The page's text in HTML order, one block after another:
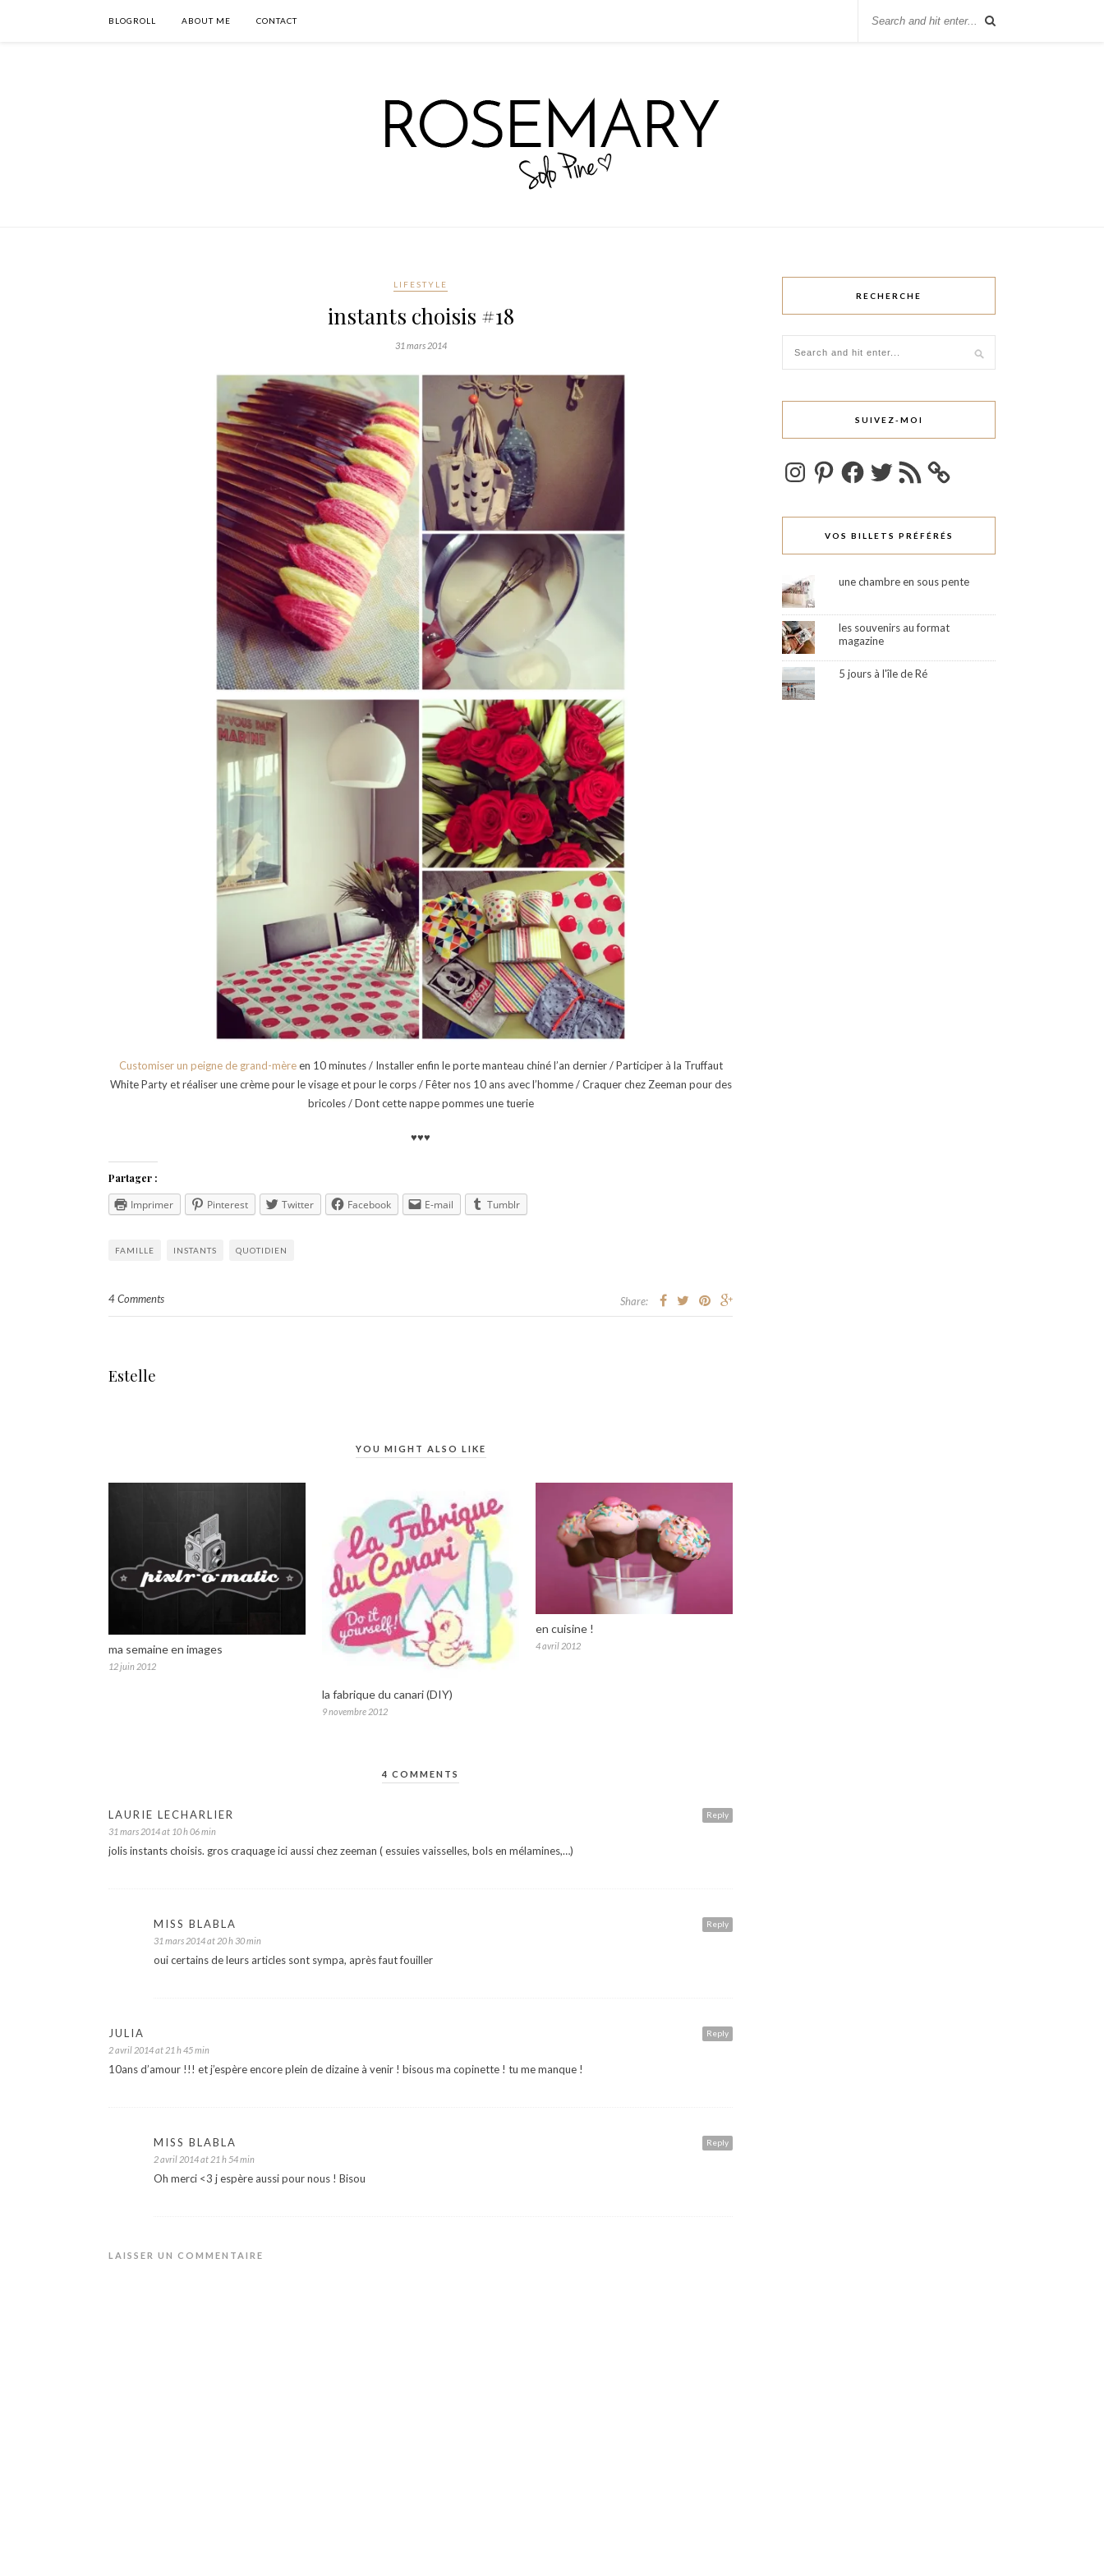
BLOGROLL ABOUT ME CONTACT
LIFESTYLE
instants choisis #18
31 mars 2014
Customiser un peigne de grand-mèreen 10 minutes / Installer enfin le porte manteau chiné l’an dernier / Participer à la Truffaut
White Party et réaliser une crème pour le visage et pour le corps / Fêter nos 10 ans avec l’homme / Craquer chez Zeeman pour des
bricoles / Dont cette nappe pommes une tuerie
♥♥♥
Partager :
Imprimer Pinterest Twitter Facebook E-mail Tumblr
FAMILLE INSTANTS QUOTIDIEN
4 Comments Share:
Estelle
YOU MIGHT ALSO LIKE
ma semaine en images
12 juin 2012
la fabrique du canari (DIY)
9 novembre 2012
en cuisine !
4 avril 2012
4 COMMENTS
Reply
LAURIE LECHARLIER
31 mars 2014 at 10 h 06 min
jolis instants choisis. gros craquage ici aussi chez zeeman ( essuies vaisselles, bols en mélamines,…)
Reply
MISS BLABLA
31 mars 2014 at 20 h 30 min
oui certains de leurs articles sont sympa, après faut fouiller
Reply
JULIA
2 avril 2014 at 21 h 45 min
10ans d’amour !!! et j’espère encore plein de dizaine à venir ! bisous ma copinette ! tu me manque !
Reply
MISS BLABLA
2 avril 2014 at 21 h 54 min
Oh merci <3 j espère aussi pour nous ! Bisou
LAISSER UN COMMENTAIRE
RECHERCHE
SUIVEZ-MOI
InstagramPinterestFacebookTwitterFlux
RSS
VOS BILLETS PRÉFÉRÉS
une chambre en sous pente
les souvenirs au format
magazine
5 jours à l'île de Ré